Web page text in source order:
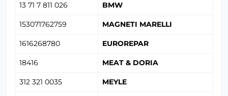
13 71 7 811 026 BMW
153071762759 MAGNETI MARELLI
1616268780 EUROREPAR
18416 MEAT & DORIA
312 321 0035 MEYLE